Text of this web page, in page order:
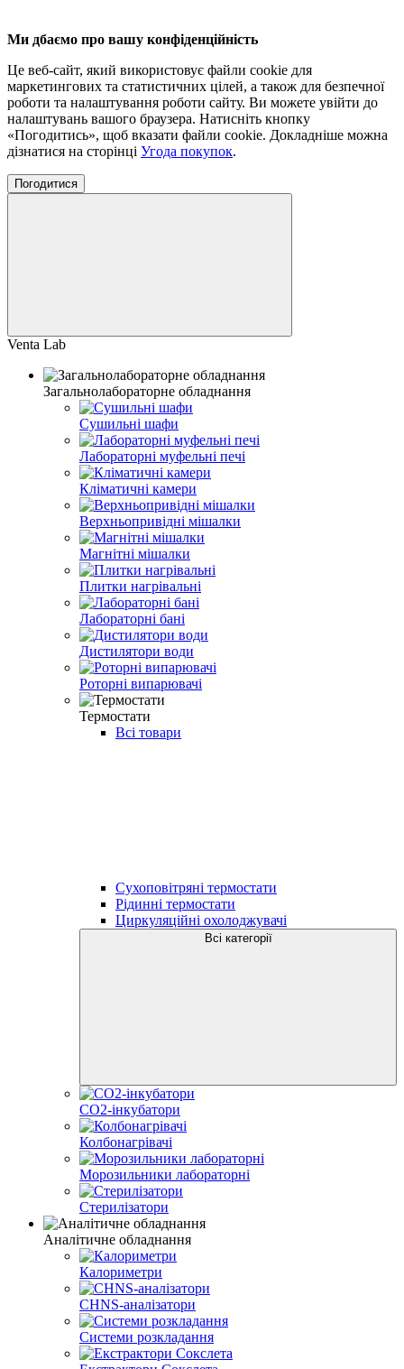
Ми дбаємо про вашу конфіденційність
Це веб-сайт, який використовує файли cookie для
маркетингових та статистичних цілей, а також для безпечної
роботи та налаштування роботи сайту. Ви можете увійти до
налаштувань вашого браузера. Натисніть кнопку
«Погодитись», щоб вказати файли cookie. Докладніше можна
дізнатися на сторінці Угода покупок.
Погодитися
Venta Lab
Загальнолабораторне обладнання
Сушильні шафи
Лабораторні муфельні печі
Кліматичні камери
Верхньопривідні мішалки
Магнітні мішалки
Плитки нагрівальні
Лабораторні бані
Дистилятори води
Роторні випарювачі
Термостати
Всі товари
Сухоповітряні термостати
Рідинні термостати
Циркуляційні охолоджувачі
Всі категорії
CO2-інкубатори
Колбонагрівачі
Морозильники лабораторні
Стерилізатори
Аналітичне обладнання
Калориметри
CHNS-аналізатори
Системи розкладання